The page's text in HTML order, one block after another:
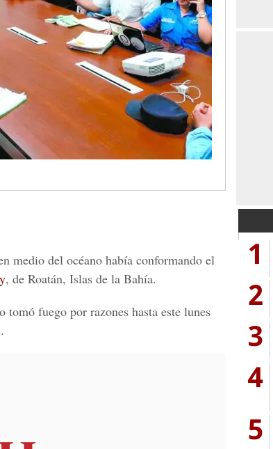
medio del océano había conformando el
, de Roatán, Islas de la Bahía.
fuego por razones hasta este lunes
1
2
3
4
5